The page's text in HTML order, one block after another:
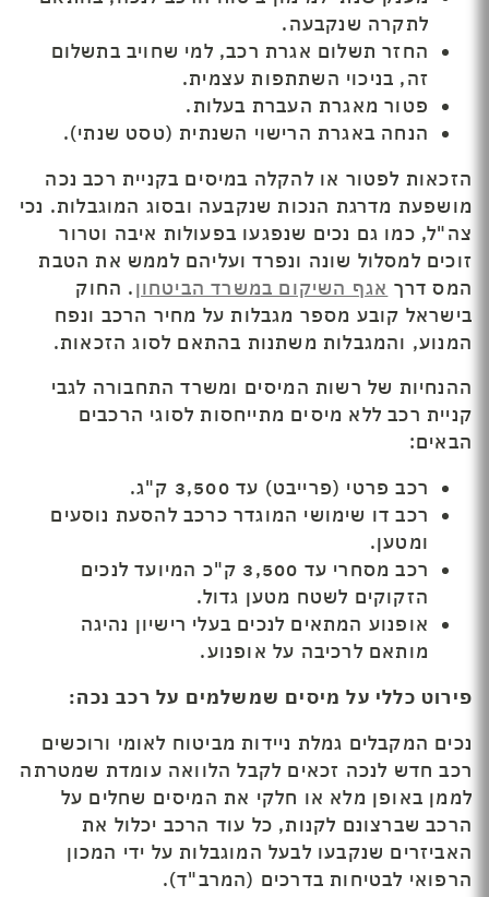
לתקרה שנקבעה.
החזר תשלום אגרת רכב, למי שחויב בתשלום
זה, בניכוי השתתפות עצמית.
פטור מאגרת העברת בעלות.
הנחה באגרת הרישוי השנתית (טסט שנתי).
הזכאות לפטור או להקלה במיסים בקניית רכב נכה
מושפעת מדרגת הנכות שנקבעה ובסוג המוגבלות. נכי
צה"ל, כמו גם נכים שנפגעו בפעולות איבה וטרור
זוכים למסלול שונה ונפרד ועליהם לממש את הטבת
המס דרך אגף השיקום במשרד הביטחון. החוק
בישראל קובע מספר מגבלות על מחיר הרכב ונפח
המנוע, והמגבלות משתנות בהתאם לסוג הזכאות.
ההנחיות של רשות המיסים ומשרד התחבורה לגבי
קניית רכב ללא מיסים מתייחסות לסוגי הרכבים
הבאים:
רכב פרטי (פרייבט) עד 3,500 ק"ג.
רכב דו שימושי המוגדר כרכב להסעת נוסעים
ומטען.
רכב מסחרי עד 3,500 ק"כ המיועד לנכים
הזקוקים לשטח מטען גדול.
אופנוע המתאים לנכים בעלי רישיון נהיגה
מותאם לרכיבה על אופנוע.
פירוט כללי על מיסים שמשלמים על רכב נכה:
נכים המקבלים גמלת ניידות מביטוח לאומי ורוכשים
רכב חדש לנכה זכאים לקבל הלוואה עומדת שמטרתה
לממן באופן מלא או חלקי את המיסים שחלים על
הרכב שברצונם לקנות, כל עוד הרכב יכלול את
האביזרים שנקבעו לבעל המוגבלות על ידי המכון
הרפואי לבטיחות בדרכים (המרב"ד).